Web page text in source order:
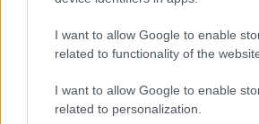
I want to allow Google to enable
related to functionality of the
I want to allow Google to enable
related to personalization.
A Próban Pier Guidi és Garcia
van. Ezt egy safety car éppen-éppen
erőből ezt még annyira se lehet itt
az amatőrök között.